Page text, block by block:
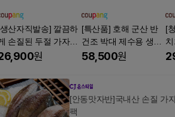
산자직발송] 깔끔하
손질된 두절 가자미,
세트, 1.6kg 7~10마리
원
[특산품] 호해 군산 반
건조 박대 제수용 생선
구이 조림 말린생선 건
58,500원
[
2
[안동맛자반]국내산 손질 가
팩